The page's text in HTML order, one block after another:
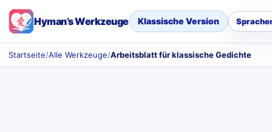
Hyman’s Werkzeuge Klassische Version
Startseite/Alle Werkzeuge/Arbeitsblatt für klassische Gedichte